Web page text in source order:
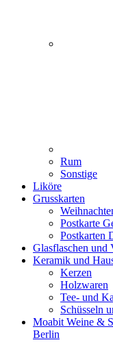
Rum
Sonstige
Liköre
Grusskarten
Postkarte
Postkarten
Glasflaschen und
Keramik und
Kerzen
Holzwaren
Tee- und
Schüsseln
Moabit Weine &
Berlin